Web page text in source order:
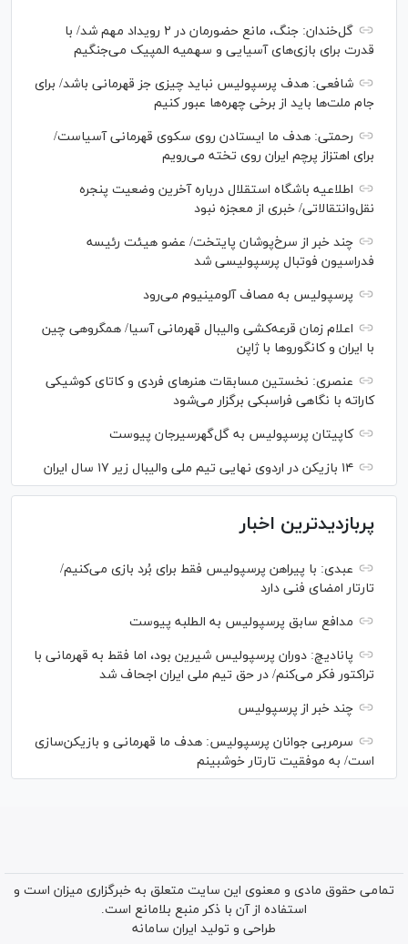
گل‌خندان: جنگ، مانع حضورمان در ۲ رویداد مهم شد/ با
قدرت برای بازی‌های آسیایی و سهمیه المپیک می‌جنگیم
شافعی: هدف پرسپولیس نباید چیزی جز قهرمانی باشد/ برای
جام ملت‌ها باید از برخی چهره‌ها عبور کنیم
رحمتی: هدف ما ایستادن روی سکوی قهرمانی آسیاست/
برای اهتزاز پرچم ایران روی تخته می‌رویم
اطلاعیه باشگاه استقلال درباره آخرین وضعیت پنجره
نقل‌وانتقالاتی/ خبری از معجزه نبود
چند خبر از سرخ‌پوشان پایتخت/ عضو هیئت رئیسه
فدراسیون فوتبال پرسپولیسی شد
پرسپولیس به مصاف آلومینیوم می‌رود
اعلام زمان قرعه‌کشی والیبال قهرمانی آسیا/ همگروهی چین
با ایران و کانگورو‌ها با ژاپن
عنصری: نخستین مسابقات هنر‌های فردی و کاتای کوشیکی
کاراته با نگاهی فراسبکی برگزار می‌شود
کاپیتان پرسپولیس به گل‌گهرسیرجان پیوست
۱۴ بازیکن در اردوی نهایی تیم ملی والیبال زیر ۱۷ سال ایران
پربازدیدترین اخبار
عبدی: با پیراهن پرسپولیس فقط برای بُرد بازی می‌کنیم/
تارتار امضای فنی دارد
مدافع سابق پرسپولیس به الطلبه پیوست
پانادیچ: دوران پرسپولیس شیرین بود، اما فقط به قهرمانی با
تراکتور فکر می‌کنم/ در حق تیم ملی ایران اجحاف شد
چند خبر از پرسپولیس
سرمربی جوانان پرسپولیس: هدف ما قهرمانی و بازیکن‌سازی
است/ به موفقیت تارتار خوشبینم
تمامی حقوق مادی و معنوی این سایت متعلق به خبرگزاری میزان است و
استفاده از آن با ذکر منبع بلامانع است.
طراحی و تولید ایران سامانه